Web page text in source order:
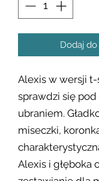
Dodaj
Alexis w wersji
sprawdzi się
ubraniem.
miseczki,
Alexis i głęboka